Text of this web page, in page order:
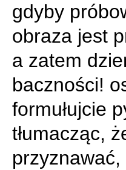
gdyby
obraza jest
a zatem
baczności!
formułujcie
tłumacząc,